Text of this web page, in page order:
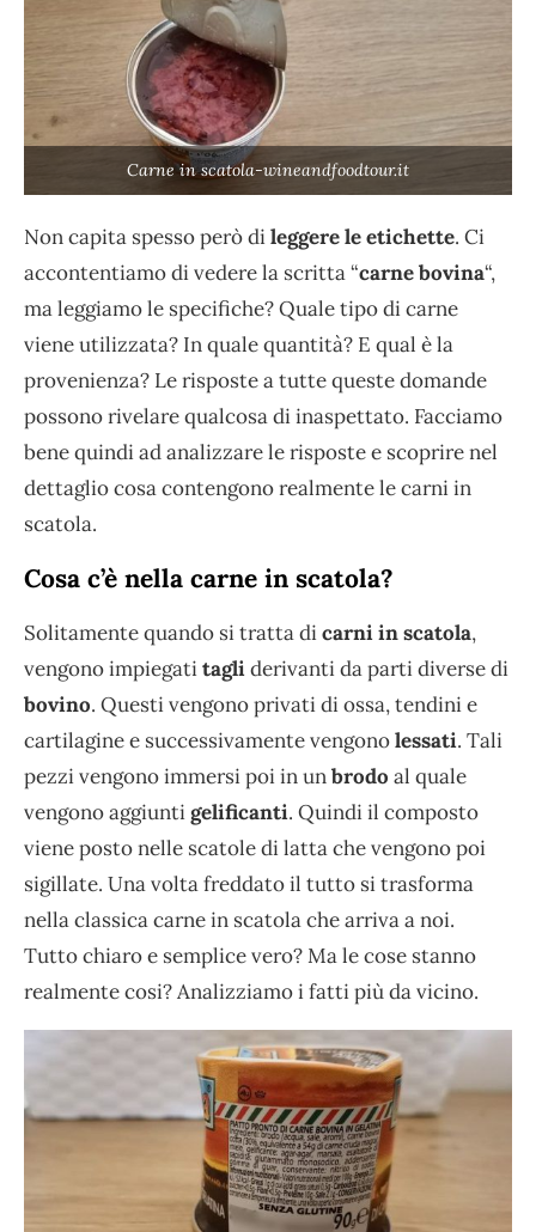
Carne in scatola-wineandfoodtour.it
Non capita spesso però dileggerele etichette. Ci
accontentiamo di vedere la scritta “carne bovina“,
ma leggiamo le specifiche? Quale tipo di carne
viene utilizzata? In quale quantità? E qual è la
provenienza? Le risposte a tutte queste domande
possono rivelare qualcosa di inaspettato. Facciamo
bene quindi ad analizzare le risposte e scoprire nel
dettaglio cosa contengono realmente le carni in
scatola.
Cosa c’è nella carne in scatola?
Solitamente quando si tratta dicarni in scatola,
vengono impiegatitagliderivanti da parti diverse di
bovino. Questi vengono privati di ossa, tendini e
cartilagine e successivamente vengonolessati. Tali
pezzi vengono immersi poi in unbrodo al quale
vengono aggiuntigelificanti. Quindi il composto
viene posto nelle scatole di latta che vengono poi
sigillate. Una volta freddato il tutto si trasforma
nella classica carne in scatola che arriva a noi.
Tutto chiaro e semplice vero? Ma le cose stanno
realmente cosi? Analizziamo i fatti più da vicino.